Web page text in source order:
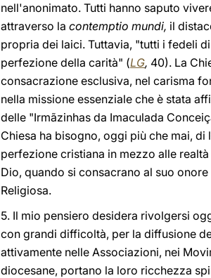
nell'anonimato. Tutti hanno saputo
attraverso la contemptio mundi, il
propria dei laici. Tuttavia, "tutti i fedeli
perfezione della carità" (LG, 40). La
consacrazione esclusiva, nel carisma
nella missione essenziale che è stata
delle "Irmãzinhas da Imaculada
Chiesa ha bisogno, oggi più che mai,
perfezione cristiana in mezzo alle
Dio, quando si consacrano al suo
Religiosa.
5. Il mio pensiero desidera rivolgersi
con grandi difficoltà, per la diffusione
attivamente nelle Associazioni, nei
diocesane, portano la loro ricchezza